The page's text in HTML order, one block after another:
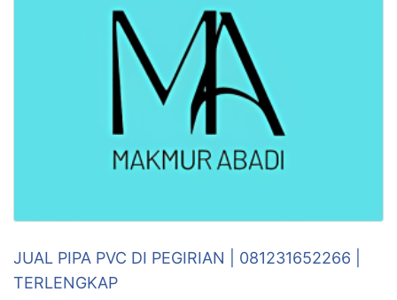
JUAL PIPA PVC DI PEGIRIAN | 081231652266 |
TERLENGKAP